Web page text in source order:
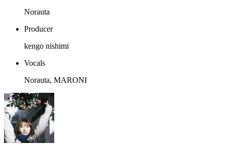
Norauta
Producer
kengo nishimi
Vocals
Norauta, MARONI